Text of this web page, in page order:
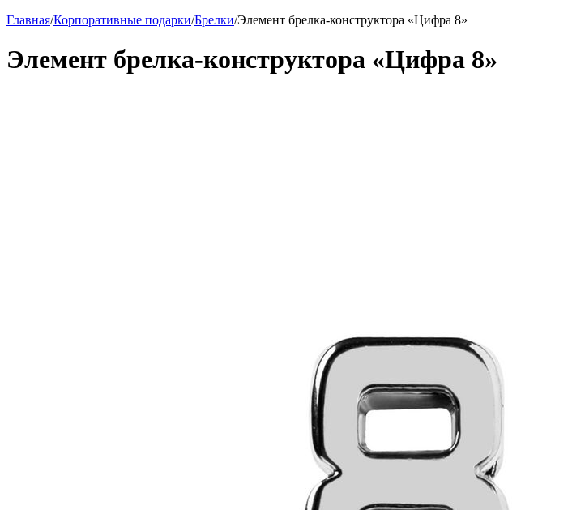
Главная/Корпоративные подарки/Брелки/Элемент брелка-конструктора «Цифра 8»
Элемент брелка-конструктора «Цифра 8»